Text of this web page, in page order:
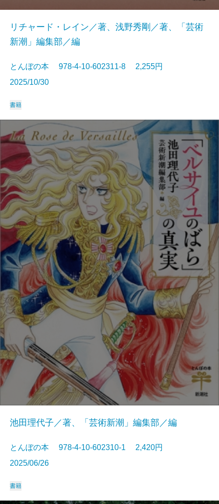
リチャード・レイン／著、浅野秀剛／著、「芸術
新潮」編集部／編
とんぼの本 978-4-10-602311-8 2,255円
2025/10/30
書籍
池田理代子／著、「芸術新潮」編集部／編
とんぼの本 978-4-10-602310-1 2,420円
2025/06/26
書籍